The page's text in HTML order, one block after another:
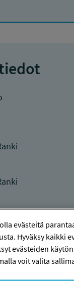
evästeitä
Hyväksy kaikki
evästeiden
voit valita